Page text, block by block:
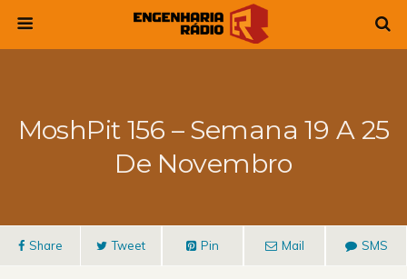
MoshPit 156 – Semana 19 A 25
De Novembro
Share Tweet Pin Mail SMS